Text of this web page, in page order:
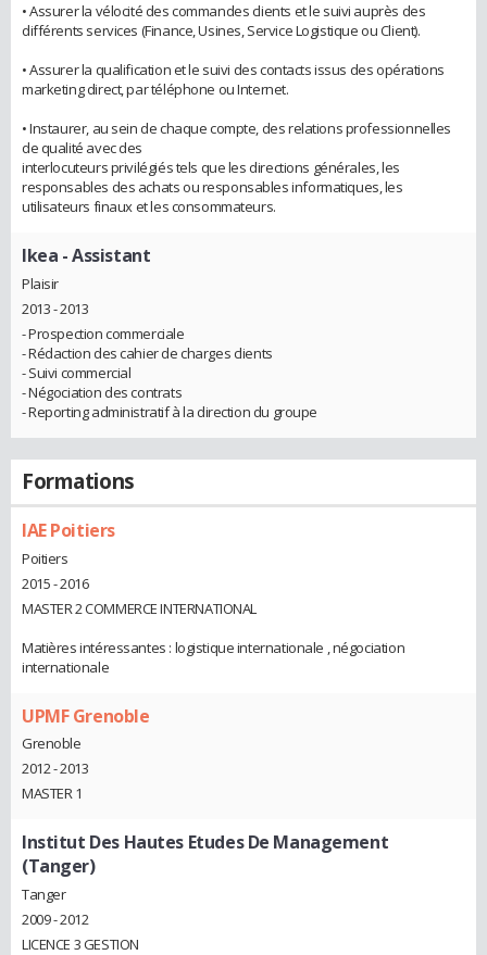
• Assurer la vélocité des commandes clients et le suivi auprès des
différents services (Finance, Usines, Service Logistique ou Client).
• Assurer la qualification et le suivi des contacts issus des opérations
marketing direct, par téléphone ou Internet.
• Instaurer, au sein de chaque compte, des relations professionnelles
de qualité avec des
interlocuteurs privilégiés tels que les directions générales, les
responsables des achats ou responsables informatiques, les
utilisateurs finaux et les consommateurs.
Ikea - Assistant
Plaisir
2013 - 2013
- Prospection commerciale
- Rédaction des cahier de charges clients
- Suivi commercial
- Négociation des contrats
- Reporting administratif à la direction du groupe
Formations
IAE Poitiers
Poitiers
2015 - 2016
MASTER 2 COMMERCE INTERNATIONAL
Matières intéressantes : logistique internationale , négociation
internationale
UPMF Grenoble
Grenoble
2012 - 2013
MASTER 1
Institut Des Hautes Etudes De Management
(Tanger)
Tanger
2009 - 2012
LICENCE 3 GESTION